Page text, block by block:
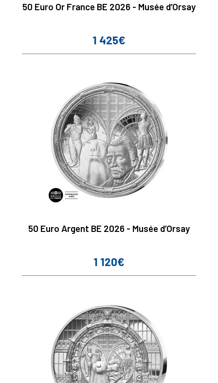
50 Euro Or France BE 2026 - Musée d’Orsay
Prix
1 425€
50 Euro Argent BE 2026 - Musée d’Orsay
Prix
1 120€